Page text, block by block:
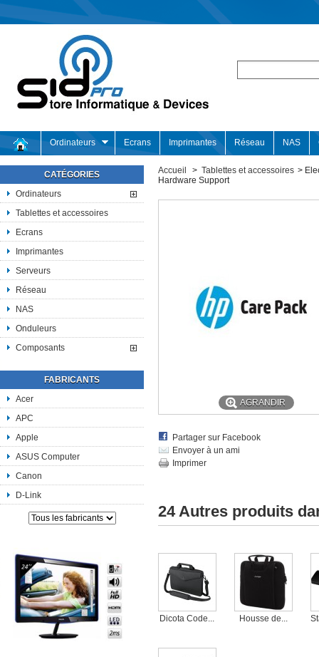
Ordinateurs Ecrans Imprimantes Réseau NAS
CATÉGORIES
Ordinateurs
Tablettes et accessoires
Ecrans
Imprimantes
Serveurs
Réseau
NAS
Onduleurs
Composants
FABRICANTS
Acer
APC
Apple
ASUS Computer
Canon
D-Link
Accueil > Tablettes et accessoires >
Hardware Support
AGRANDIR
Partager sur Facebook
Envoyer à un ami
Imprimer
24 Autres produits
Dicota Code... Housse de...